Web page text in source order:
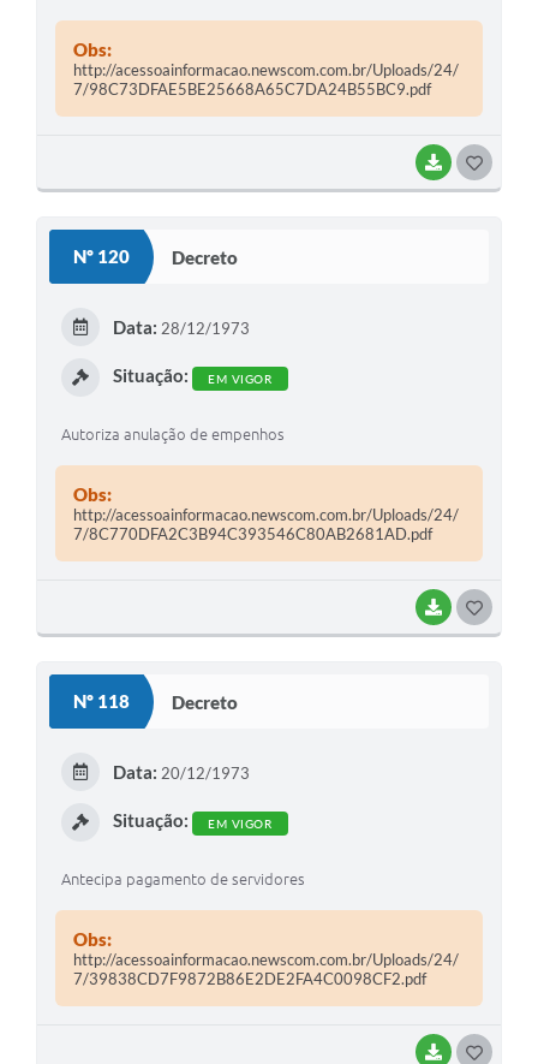
BAIXAR
Obs:
http://acessoainformacao.newscom.com.br/Uploads/24/
7/98C73DFAE5BE25668A65C7DA24B55BC9.pdf
Nº 120 Decreto
BAIXAR
Data: 28/12/1973
Situação: EM VIGOR
Autoriza anulação de empenhos
Obs:
http://acessoainformacao.newscom.com.br/Uploads/24/
7/8C770DFA2C3B94C393546C80AB2681AD.pdf
Nº 118 Decreto
BAIXAR
Data: 20/12/1973
Situação: EM VIGOR
Antecipa pagamento de servidores
Obs:
http://acessoainformacao.newscom.com.br/Uploads/24/
7/39838CD7F9872B86E2DE2FA4C0098CF2.pdf